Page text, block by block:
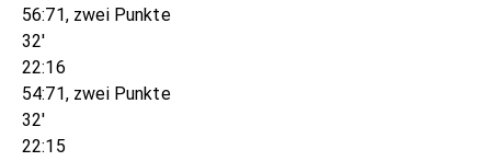
56:71, zwei Punkte
32'
22:16
54:71, zwei Punkte
32'
22:15